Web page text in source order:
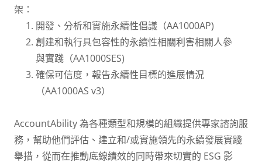
架：
開發、分析和實施永續性倡議（AA1000AP)
創建和執行具包容性的永續性相關利害相關人參
與實踐（AA1000SES)
確保可信度，報告永續性目標的進展情況
（AA1000AS v3）
AccountAbility 為各種類型和規模的組織提供專家諮詢服
務，幫助他們評估、建立和/或實施領先的永續發展實踐
舉措，從而在推動底線績效的同時帶來切實的 ESG 影